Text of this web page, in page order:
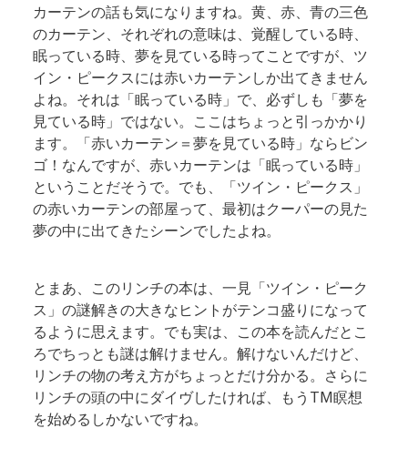
カーテンの話も気になりますね。黄、赤、青の三色
のカーテン、それぞれの意味は、覚醒している時、
眠っている時、夢を見ている時ってことですが、ツ
イン・ピークスには赤いカーテンしか出てきません
よね。それは「眠っている時」で、必ずしも「夢を
見ている時」ではない。ここはちょっと引っかかり
ます。「赤いカーテン＝夢を見ている時」ならビン
ゴ！なんですが、赤いカーテンは「眠っている時」
ということだそうで。でも、「ツイン・ピークス」
の赤いカーテンの部屋って、最初はクーパーの見た
夢の中に出てきたシーンでしたよね。
とまあ、このリンチの本は、一見「ツイン・ピーク
ス」の謎解きの大きなヒントがテンコ盛りになって
るように思えます。でも実は、この本を読んだとこ
ろでちっとも謎は解けません。解けないんだけど、
リンチの物の考え方がちょっとだけ分かる。さらに
リンチの頭の中にダイヴしたければ、もうTM瞑想
を始めるしかないですね。